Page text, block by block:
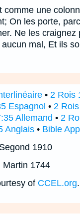
comme une
On les porte,
Ne les craignez
mal, Et ils
• 2 Rois
Espagnol • 2
Allemand • 2
Anglais • Bible
1910
Martin 1744
of CCEL.org.